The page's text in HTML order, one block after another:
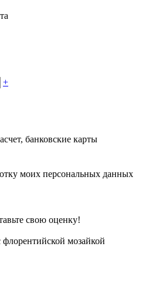
+
банковские карты
моих персональных данных
свою оценку!
мозайкой